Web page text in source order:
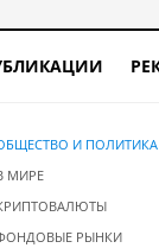
И ПОЛИТИКА
МИРЕ
РЫНКИ